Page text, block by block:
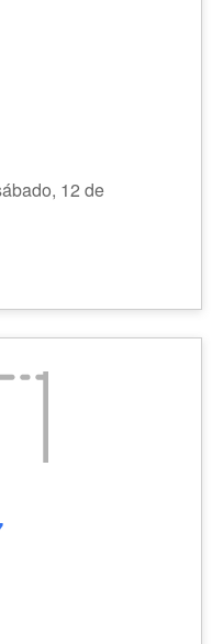
12 de